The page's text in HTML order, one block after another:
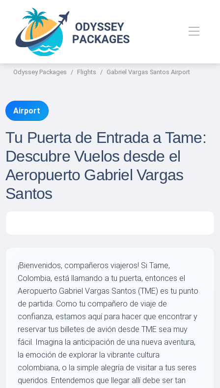
Odyssey Packages Flights Gabriel Vargas Santos Airport
Airport
Tu Puerta de Entrada a Tame:
Descubre Vuelos desde el
Aeropuerto Gabriel Vargas
Santos
¡Bienvenidos, compañeros viajeros! Si Tame,
Colombia, está llamando a tu puerta, entonces el
Aeropuerto Gabriel Vargas Santos (TME) es tu punto
de partida. Como tu compañero de viaje de
confianza, estamos aquí para hacer que encontrar y
reservar tus billetes de avión desde TME sea muy
fácil. Imagina la anticipación de una nueva aventura,
la emoción de explorar la vibrante cultura
colombiana, o la simple alegría de visitar a tus seres
queridos. Entendemos que llegar allí debe ser tan